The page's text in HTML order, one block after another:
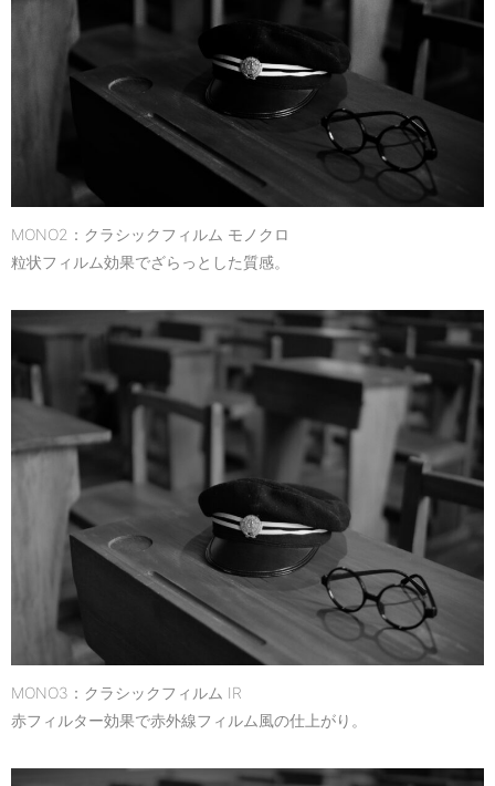
MONO2：クラシックフィルム モノクロ
粒状フィルム効果でざらっとした質感。
MONO3：クラシックフィルム IR
赤フィルター効果で赤外線フィルム風の仕上がり。